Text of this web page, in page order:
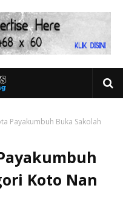
Payakumbuh Buka Sakolah
Koto Nan